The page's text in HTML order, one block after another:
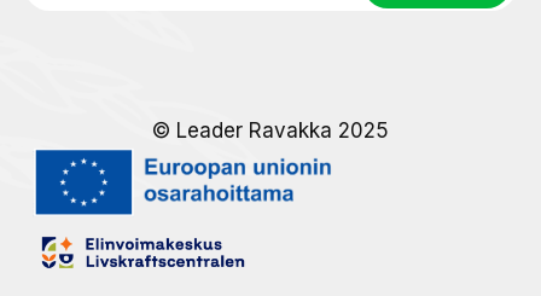
© Leader Ravakka 2025